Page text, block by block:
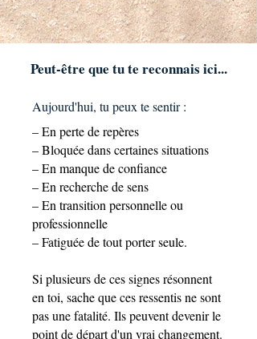
Peut-être que tu te reconnais ici...
Aujourd'hui, tu peux te sentir :
– En perte de repères
– Bloquée dans certaines situations
– En manque de confiance
– En recherche de sens
– En transition personnelle ou
professionnelle
– Fatiguée de tout porter seule.
Si plusieurs de ces signes résonnent
en toi, sache que ces ressentis ne sont
pas une fatalité. Ils peuvent devenir le
point de départ d'un vrai changement.